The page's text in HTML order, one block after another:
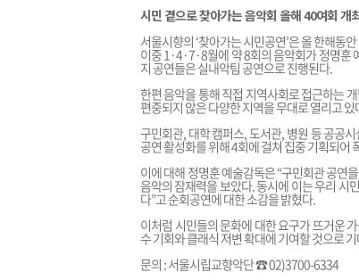
시민 곁으로 찾아가는 음악회 올해 40여회 개
서울시향의 ‘찾아가는 시민공연’은 올 한해동
이중 1·4·7·8월에 약 8회의 음악회가 정명훈
지 공연들은 실내악팀 공연으로 진행된다.
한편 음악을 통해 직접 지역사회로 접근하는
편중되지 않은 다양한 지역을 무대로 열리고 있
구민회관, 대학 캠퍼스, 도서관, 병원 등 공공
공연 활성화를 위해 4회에 걸쳐 집중 기획되어
이에 대해 정명훈 예술감독은 “구민회관 공연
음악의 잠재력을 보았다. 동시에 이는 우리 시
다”고 순회공연에 대한 소감을 밝혔다.
이처럼 시민들의 문화에 대한 요구가 뜨거운
수 기회와 클래식 저변 확대에 기여할 것으로
문의 : 서울시립교향악단 ☎ 02)3700-6334